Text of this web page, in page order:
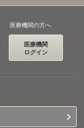
医療機関の方へ
医療機関
ログイン